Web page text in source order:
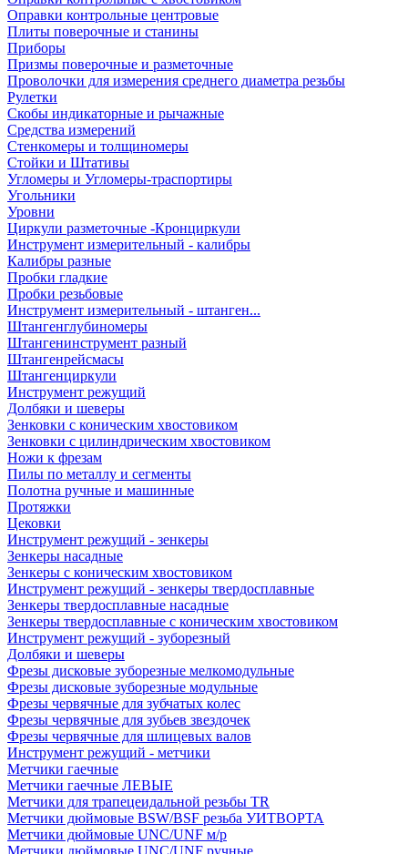
Оправки контрольные центровые
Плиты поверочные и станины
Приборы
Призмы поверочные и разметочные
Проволочки для измерения среднего диаметра резьбы
Рулетки
Скобы индикаторные и рычажные
Средства измерений
Стенкомеры и толщиномеры
Стойки и Штативы
Угломеры и Угломеры-траспортиры
Угольники
Уровни
Циркули разметочные -Кронциркули
Инструмент измерительный - калибры
Калибры разные
Пробки гладкие
Пробки резьбовые
Инструмент измерительный - штанген...
Штангенглубиномеры
Штангенинструмент разный
Штангенрейсмасы
Штангенциркули
Инструмент режущий
Долбяки и шеверы
Зенковки с коническим хвостовиком
Зенковки с цилиндрическим хвостовиком
Ножи к фрезам
Пилы по металлу и сегменты
Полотна ручные и машинные
Протяжки
Цековки
Инструмент режущий - зенкеры
Зенкеры насадные
Зенкеры с коническим хвостовиком
Инструмент режущий - зенкеры твердосплавные
Зенкеры твердосплавные насадные
Зенкеры твердосплавные с коническим хвостовиком
Инструмент режущий - зуборезный
Долбяки и шеверы
Фрезы дисковые зуборезные мелкомодульные
Фрезы дисковые зуборезные модульные
Фрезы червячные для зубчатых колес
Фрезы червячные для зубьев звездочек
Фрезы червячные для шлицевых валов
Инструмент режущий - метчики
Метчики гаечные
Метчики гаечные ЛЕВЫЕ
Метчики для трапецеидальной резьбы TR
Метчики дюймовые BSW/BSF резьба УИТВОРТА
Метчики дюймовые UNC/UNF м/р
Метчики дюймовые UNC/UNF ручные